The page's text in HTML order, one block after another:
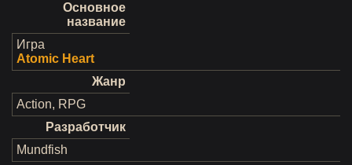
Основное
название
Игра
Atomic Heart
Жанр
Action, RPG
Разработчик
Mundfish